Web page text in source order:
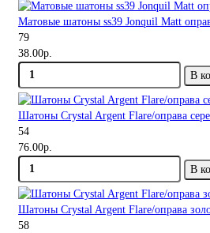
Матовые шатоны ss39 Jonquil Matt
79
38.00р.
В
Шатоны Crystal Argent Flare/оправа
54
76.00р.
В
Шатоны Crystal Argent Flare/оправа
58